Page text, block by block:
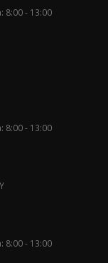
8:00 - 13:00
8:00 - 13:00
8:00 - 13:00